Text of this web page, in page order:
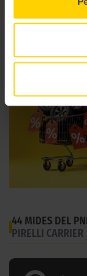
44 MIDES DEL
PIRELLI CARRIER